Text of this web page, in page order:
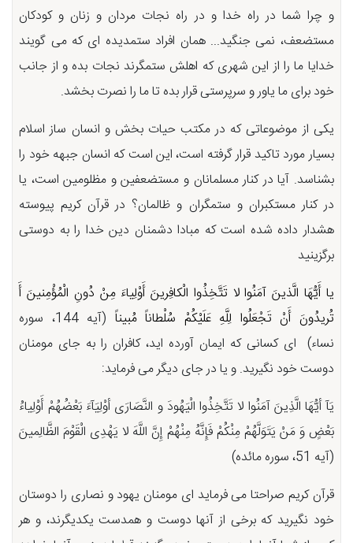
و چرا شما در راه خدا و در راه نجات مردان و زنان و کودکان
مستضعف، نمی جنگید... همان افراد ستمدیده ای که می گویند
خدایا ما را از این شهری که اهلش ستمگرند نجات بده و از جانب
خود برای ما یاور و سرپرستی قرار بده تا ما را نصرت بخشد.
یکی از موضوعاتی که در مکتب حیات بخش و انسان ساز اسلام
بسیار مورد تاکید قرار گرفته است، این است که انسان جبهه خود را
بشناسد. آیا در کنار مسلمانان و مستضعفین و مظلومین است، یا
در کنار مستکبران و ستمگران و ظالمان؟ در قرآن کریم پیوسته
هشدار داده شده است که مبادا دشمنان دین خدا را به دوستی
برگزینید
یا أَیُّهَا الَّذینَ آمَنُوا لا تَتَّخِذُوا الْکافِرینَ أَوْلِیاءَ مِنْ دُونِ الْمُؤْمِنینَ أَ
تُریدُونَ أَنْ تَجْعَلُوا لِلَّهِ عَلَیْکُمْ سُلْطاناً مُبیناً
(آیه 144، سوره
نساء) ای کسانی که ایمان آورده اید، کافران را به جای مومنان
دوست خود نگیرید. و یا در جای دیگر می فرماید:
یَآ أیُّهَا الَّذِینَ آمَنُوا لا تَتَّخِذُوا الْیَهُودَ و النَّصَارَی أوْلِیَآءَ بَعْضُهُمْ أَوْلِیاءُ
بَعْضٍ وَ مَنْ یَتَوَلَّهُمْ مِنْکُمْ فَإِنَّهُ مِنْهُمْ إِنَّ اللَّهَ لا یَهْدِی الْقَوْمَ الظَّالِمینَ
(آیه 51، سوره مائده)
قرآن کریم صراحتا می فرماید ای مومنان یهود و نصاری را دوستان
خود نگیرید که برخی از آنها دوست و همدست یکدیگرند، و هر